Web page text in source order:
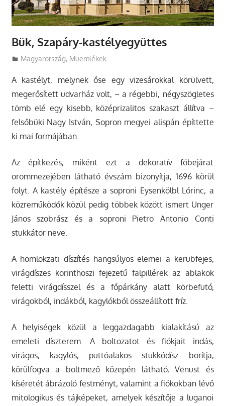
Bük, Szapáry-kastélyegyüttes
Utazasok.org
Magyarország, Műemlékek
A kastélyt, melynek őse egy vizesárokkal körülvett,
megerősített udvarház volt, – a régebbi, négyszögletes
tömb elé egy kisebb, középrizalitos szakaszt állítva –
felsőbüki Nagy István, Sopron megyei alispán építtette
ki mai formájában.
Az építkezés, miként ezt a dekoratív főbejárat
orommezejében látható évszám bizonyítja, 1696 körül
folyt. A kastély építésze a soproni Eysenkölbl Lőrinc, a
közreműködők közül pedig többek között ismert Unger
János szobrász és a soproni Pietro Antonio Conti
stukkátor neve.
A homlokzati díszítés hangsúlyos elemei a kerubfejes,
virágdíszes korinthoszi fejezetű falpillérek az ablakok
feletti virágdísszel és a főpárkány alatt körbefutó,
virágokból, indákból, kagylókból összeállított fríz.
A helyiségek közül a leggazdagabb kialakítású az
emeleti díszterem. A boltozatot és fiókjait indás,
virágos, kagylós, puttóalakos stukkódísz borítja,
körülfogva a boltmező közepén látható, Venust és
kíséretét ábrázoló festményt, valamint a fiókokban lévő
mitologikus és tájképeket, amelyek készítője a luganoi